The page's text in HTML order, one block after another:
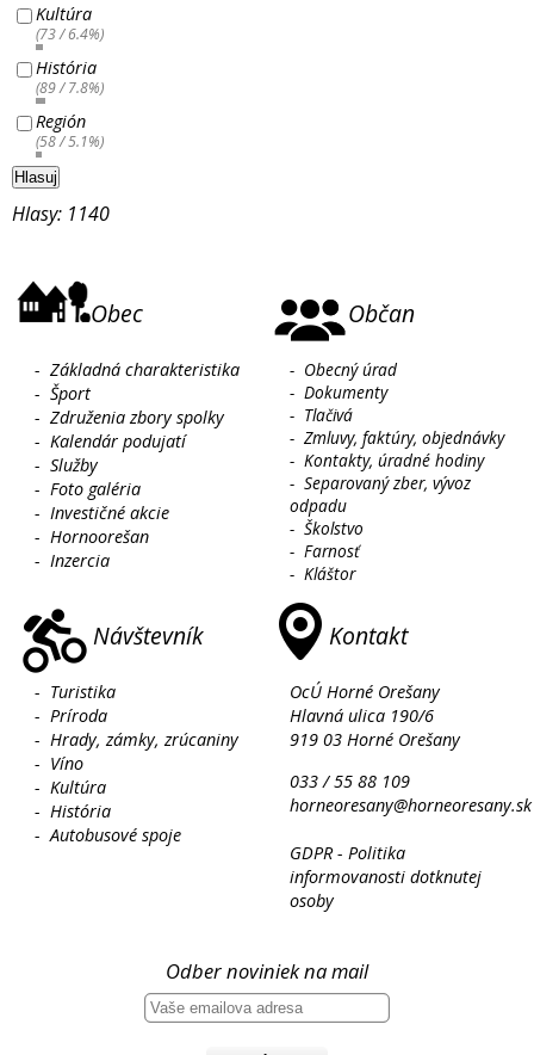
Kultúra
(73 / 6.4%)
História
(89 / 7.8%)
Región
(58 / 5.1%)
Hlasuj
Hlasy: 1140
Obec
-Základná charakteristika
-Šport
-Združenia zbory spolky
- Kalendár podujatí
-Služby
- Foto galéria
- Investičné akcie
- Hornoorešan
- Inzercia
Občan
- Obecný úrad
-Dokumenty
- Tlačivá
-Zmluvy, faktúry, objednávky
-Kontakty, úradné hodiny
-Separovaný zber, vývoz
odpadu
-Školstvo
-Farnosť
-Kláštor
Návštevník
- Turistika
- Príroda
- Hrady, zámky, zrúcaniny
- Víno
- Kultúra
- História
-Autobusové spoje
Kontakt
OcÚ Horné Orešany
Hlavná ulica 190/6
919 03 Horné Orešany
033 / 55 88 109
horneoresany@horneoresany.sk
GDPR - Politika
informovanosti dotknutej
osoby
Odber noviniek na mail